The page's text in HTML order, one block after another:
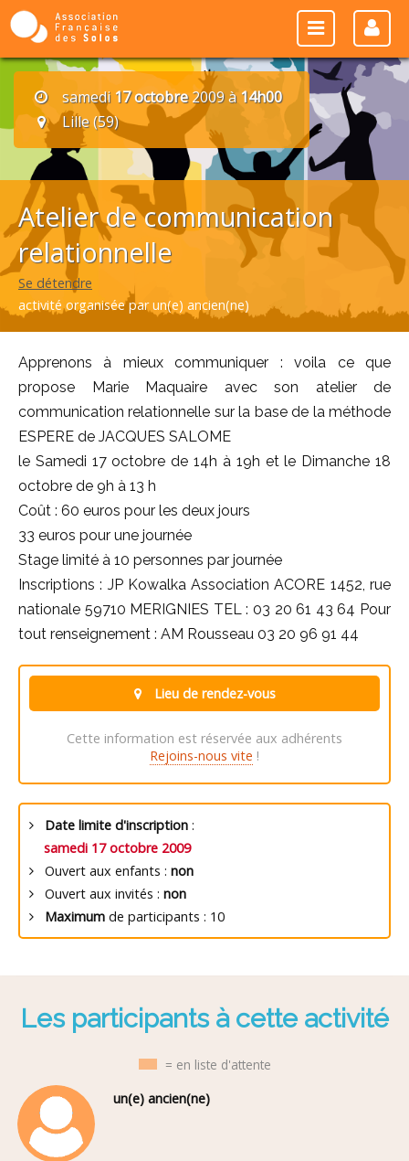
samedi 17 octobre2009 à 14h00
Lille (59)
Atelier de communication
relationnelle
Se détendre
activité organisée par un(e) ancien(ne)
Apprenons à mieux communiquer : voila ce que
propose Marie Maquaire avec son atelier de
communication relationnelle sur la base de la méthode
ESPERE de JACQUES SALOME
le Samedi 17 octobre de 14h à 19h et le Dimanche 18
octobre de 9h à 13 h
Coût : 60 euros pour les deux jours
33 euros pour une journée
Stage limité à 10 personnes par journée
Inscriptions : JP Kowalka Association ACORE 1452, rue
nationale 59710 MERIGNIES TEL : 03 20 61 43 64 Pour
tout renseignement : AM Rousseau 03 20 96 91 44
Lieu de rendez-vous
Cette information est réservée aux adhérents
Rejoins-nous vite !
Date limite d'inscription :
samedi 17 octobre 2009
Ouvert aux enfants : non
Ouvert aux invités : non
Maximum de participants : 10
Les participants à cette activité
= en liste d'attente
un(e) ancien(ne)